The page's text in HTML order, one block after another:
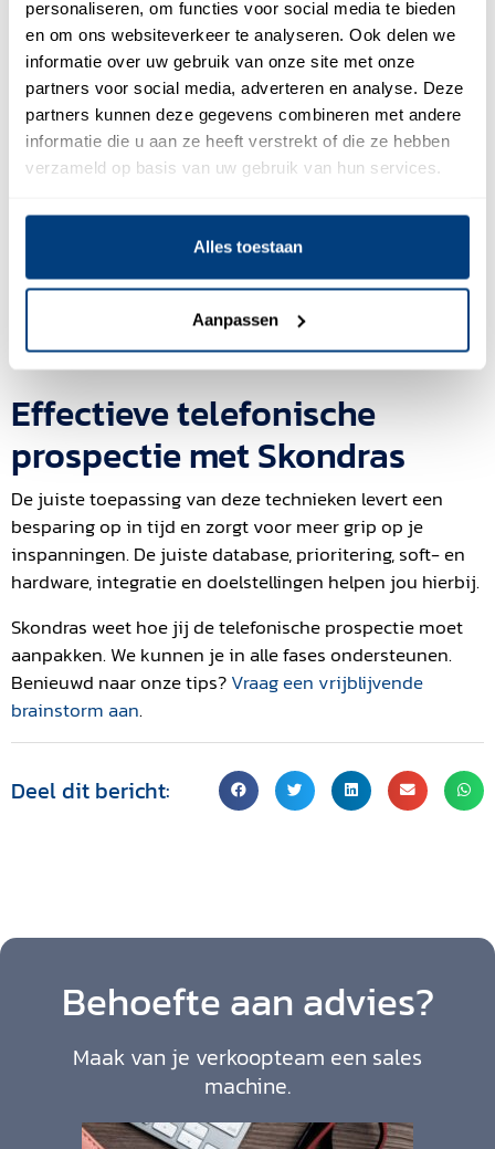
personaliseren, om functies voor social media te bieden
en om ons websiteverkeer te analyseren. Ook delen we
informatie over uw gebruik van onze site met onze
partners voor social media, adverteren en analyse. Deze
partners kunnen deze gegevens combineren met andere
informatie die u aan ze heeft verstrekt of die ze hebben
verzameld op basis van uw gebruik van hun services.
Alles toestaan
Aanpassen
Behoefte aan advies?
Maak van je verkoopteam een sales
machine.
vergroot de kans op succes vanwege een groter bereik
en gerichtere aanpak.
5. Meet je resultaten
Verdiep je in de manier om je inspanningen bij te
houden. De basis van je succes is inregelen van
conversieratio, het aantal afspraken, de tijd per oproep
of de gemiddelde opbrengst per oproep. Meer inzicht
leidt tot optimalisatie van je proces.
Effectieve telefonische
prospectie met Skondras
De juiste toepassing van deze technieken levert een
besparing op in tijd en zorgt voor meer grip op je
inspanningen. De juiste database, prioritering, soft- en
hardware, integratie en doelstellingen helpen jou hierbij.
Skondras weet hoe jij de telefonische prospectie moet
aanpakken. We kunnen je in alle fases ondersteunen.
Benieuwd naar onze tips?Vraag een vrijblijvende
brainstorm aan.
Deel dit bericht: